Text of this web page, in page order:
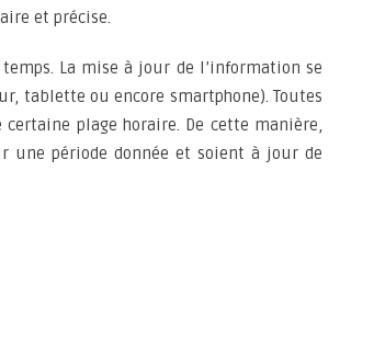
et précise.
La mise à jour de l’information se
tablette ou encore smartphone). Toutes
plage horaire. De cette manière,
une période donnée et soient à jour de